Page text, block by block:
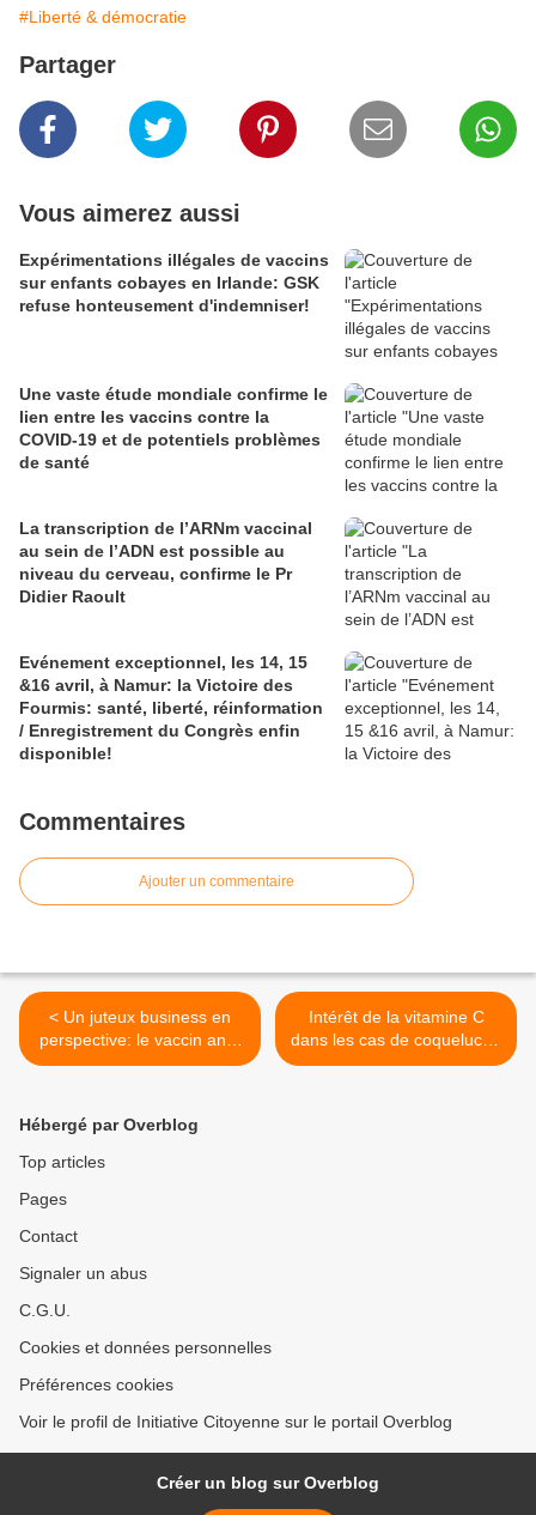
#Liberté & démocratie
Partager
Vous aimerez aussi
Expérimentations illégales de vaccins
sur enfants cobayes en Irlande: GSK
refuse honteusement d'indemniser!
Une vaste étude mondiale confirme le
lien entre les vaccins contre la
COVID-19 et de potentiels problèmes
de santé
La transcription de l’ARNm vaccinal
au sein de l’ADN est possible au
niveau du cerveau, confirme le Pr
Didier Raoult
Evénement exceptionnel, les 14, 15
&16 avril, à Namur: la Victoire des
Fourmis: santé, liberté, réinformation
/ Enregistrement du Congrès enfin
disponible!
Commentaires
Ajouter un commentaire
< Un juteux business en
perspective: le vaccin anti-
obésité
Intérêt de la vitamine C
dans les cas de coqueluche
>
Hébergé par Overblog
Top articles
Pages
Contact
Signaler un abus
C.G.U.
Cookies et données personnelles
Préférences cookies
Voir le profil de Initiative Citoyenne sur le portail Overblog
Créer un blog sur Overblog